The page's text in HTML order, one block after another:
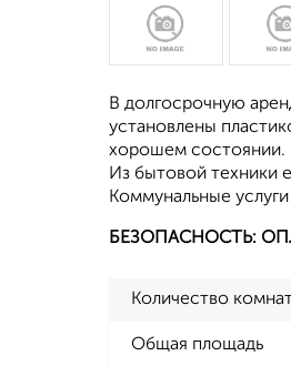
В долгосрочную
установлены
хорошем состоянии.
Из бытовой техники
Коммунальные
БЕЗОПАСНОСТЬ:
Количество
Общая площадь